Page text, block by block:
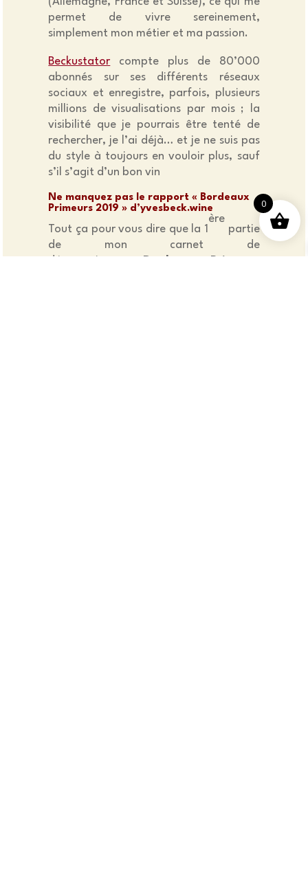
permet de vivre sereinement,
simplement mon métier et ma passion.
Beckustator compte plus de 80’000
abonnés sur ses différents réseaux
sociaux et enregistre, parfois, plusieurs
millions de visualisations par mois ; la
visibilité que je pourrais être tenté de
rechercher, je l’ai déjà… et je ne suis pas
du style à toujours en vouloir plus, sauf
s’il s’agit d’un bon vin
Ne manquez pas le rapport « Bordeaux
Primeurs 2019 » d’yvesbeck.wine
Tout ça pour vous dire que la 1
ère
partie
de mon carnet de
0